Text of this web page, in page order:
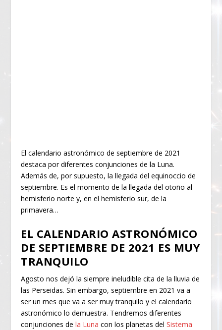
El calendario astronómico de septiembre de 2021
destaca por diferentes conjunciones de la Luna.
Además de, por supuesto, la llegada del equinoccio de
septiembre. Es el momento de la llegada del otoño al
hemisferio norte y, en el hemisferio sur, de la
primavera…
EL CALENDARIO ASTRONÓMICO
DE SEPTIEMBRE DE 2021 ES MUY
TRANQUILO
Agosto nos dejó la siempre ineludible cita de la lluvia de
las Perseidas. Sin embargo, septiembre en 2021 va a
ser un mes que va a ser muy tranquilo y el calendario
astronómico lo demuestra. Tendremos diferentes
conjunciones dela Luna con los planetas delSistema